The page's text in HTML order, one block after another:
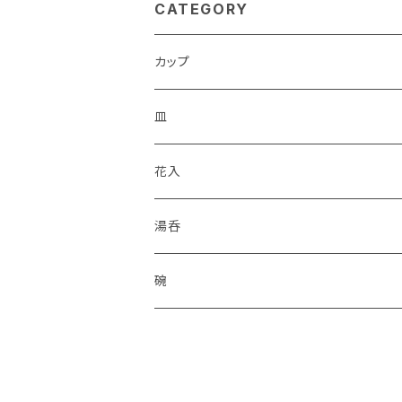
CATEGORY
カップ
皿
花入
湯呑
碗